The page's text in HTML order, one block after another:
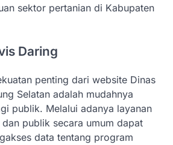
sektor pertanian di Kabupaten
Daring
penting dari website Dinas
Selatan adalah mudahnya
publik. Melalui adanya layanan
publik secara umum dapat
data tentang program